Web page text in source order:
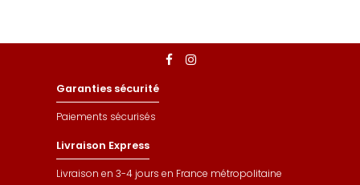
Garanties sécurité
Paiements sécurisés
Livraison Express
Livraison en 3-4 jours en France métropolitaine